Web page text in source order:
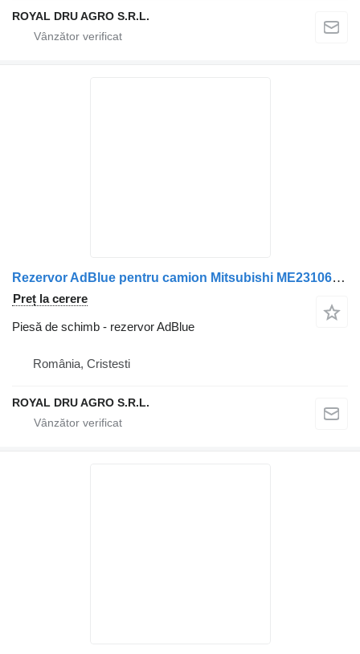
ROYAL DRU AGRO S.R.L.
Rezervor AdBlue pentru camion Mitsubishi ME231064 ML239174
Preț la cerere
Piesă de schimb - rezervor AdBlue
România, Cristesti
ROYAL DRU AGRO S.R.L.